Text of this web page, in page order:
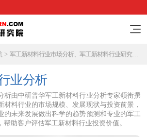
> 军工新材料行业市场分析、军工新材料行业研究报告
业分析
析由中研普华军工新材料行业分析专家领衔撰
材料行业的市场规模、发展现状与投资前景，
的未来发展做出科学的趋势预测和专业的军工
帮助客户评估军工新材料行业投资价值。